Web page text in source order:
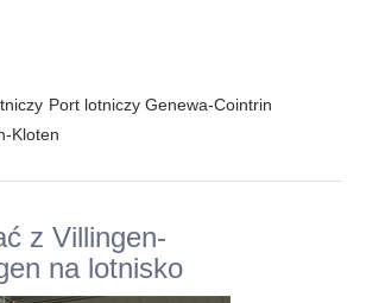
Port lotniczy Genewa-Cointrin
Kloten
z Villingen-
na lotnisko